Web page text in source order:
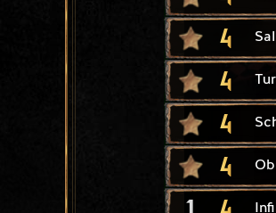
4
4
4
4